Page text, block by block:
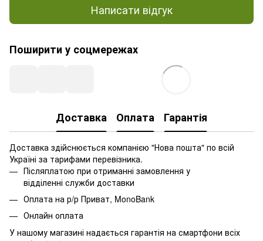
Написати відгук
Поширити у соцмережах
Доставка Оплата Гарантія
Доставка здійснюється компанією "Нова пошта" по всій
Україні за тарифами перевізника.
Післяплатою при отриманні замовлення у
відділенні служби доставки
Оплата на р/р Приват, MonoBank
Онлайн оплата
У нашому магазині надається гарантія на смартфони всіх